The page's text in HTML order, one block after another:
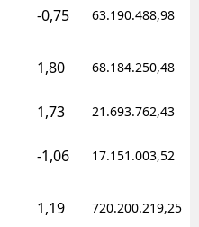
Zonguldak
Kırıkkale
Batman
-0,75 63.190.488,98
1,80 68.184.250,48
1,73 21.693.762,43
-1,06 17.151.003,52
1,19 720.200.219,25